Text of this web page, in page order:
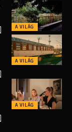
A VILÁG
A VILÁG
A VILÁG